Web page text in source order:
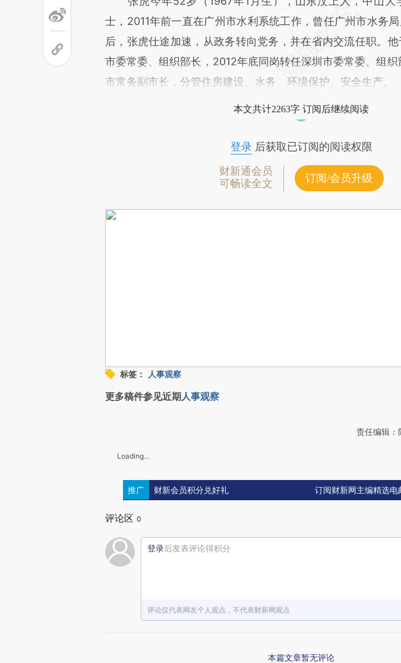
士，2011年前一直在广州市水利系统工作，曾任广州市水务
后，张虎仕途加速，从政务转向党务，并在省内交流任职。他
市委常委、组织部长，2012年底同岗转任深圳市委常委、组织
市常务副市长，分管住房建设、水务、环境保护、安全生产。
本文共计2263字 订阅后继续阅读
登录后获取已订阅的阅读权限
财新通会员
可畅读全文
订阅/会员升级
标签： 人事观察
更多稿件参见近期人事观察
责任编辑：
Loading...
推广 财新会员积分兑好礼 订阅财新网主编精选电
评论区 0
登录后发表评论得积分
评论仅代表网友个人观点，不代表财新网观点
本篇文章暂无评论